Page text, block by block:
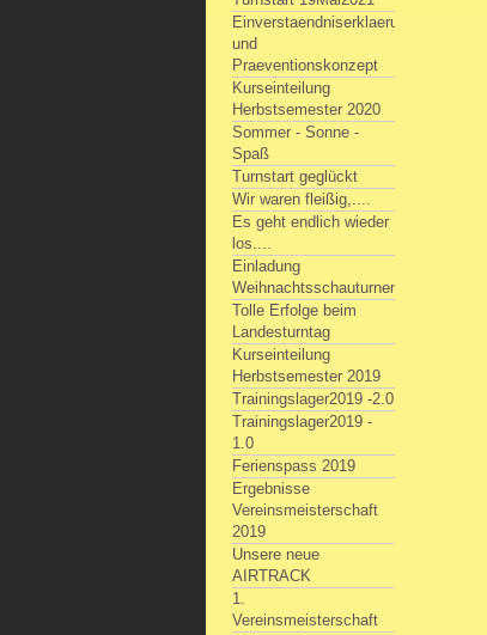
Einverstaendniserklaerung
und
Praeventionskonzept
Kurseinteilung
Herbstsemester 2020
Sommer - Sonne -
Spaß
Turnstart geglückt
Wir waren fleißig,....
Es geht endlich wieder
los....
Einladung
Weihnachtsschauturnen
Tolle Erfolge beim
Landesturntag
Kurseinteilung
Herbstsemester 2019
Trainingslager2019 -2.0
Trainingslager2019 -
1.0
Ferienspass 2019
Ergebnisse
Vereinsmeisterschaft
2019
Unsere neue
AIRTRACK
1.
Vereinsmeisterschaft